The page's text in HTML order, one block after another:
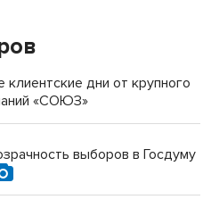
селе лошади
с женой вошли в топ-16
дни от крупного
«СОЮЗ»
выборов в Госдуму